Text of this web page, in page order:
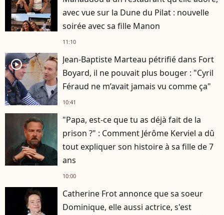
avec vue sur la Dune du Pilat : nouvelle
soirée avec sa fille Manon
11:10
player2
Jean-Baptiste Marteau pétrifié dans Fort
Boyard, il ne pouvait plus bouger : "Cyril
Féraud ne m’avait jamais vu comme ça"
10:41
"Papa, est-ce que tu as déjà fait de la
prison ?" : Comment Jérôme Kerviel a dû
tout expliquer son histoire à sa fille de 7
ans
10:00
Catherine Frot annonce que sa soeur
Dominique, elle aussi actrice, s'est